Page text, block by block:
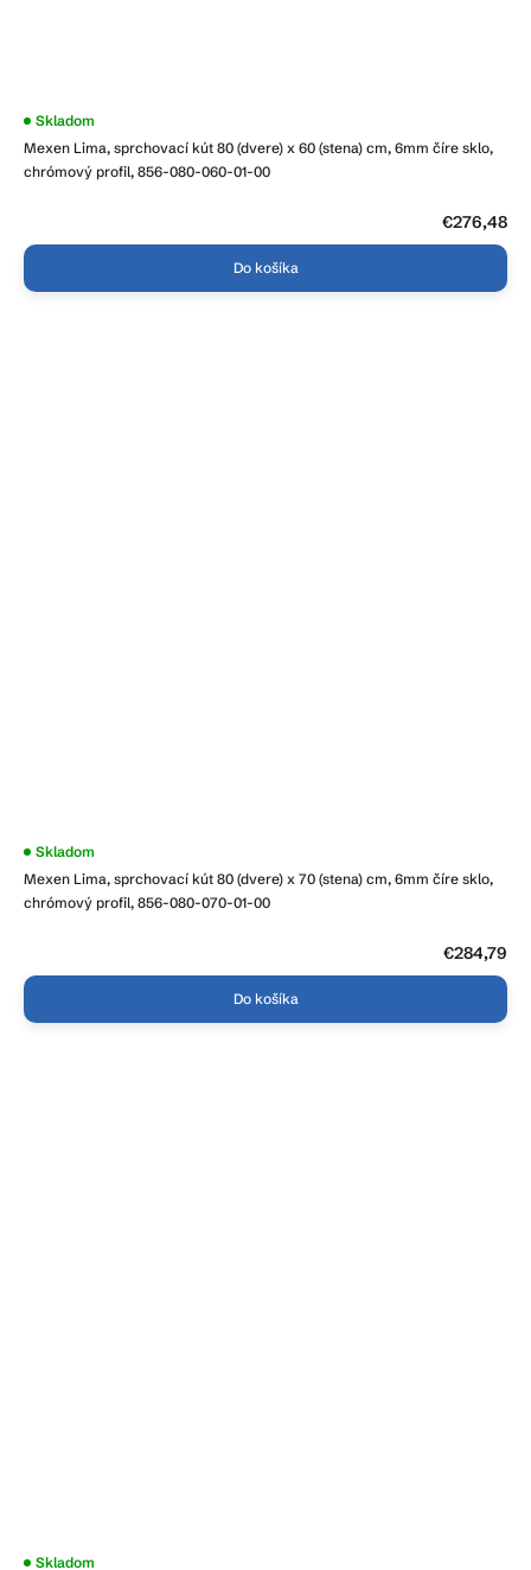
Mexen Lima, sprchovací kút 80 (dvere) x 60 (stena) cm, 6mm číre sklo,
chrómový profil, 856-080-060-01-00
Priemerné
produktu
je
Skladom
€276,48
Do košíka
Mexen Lima, sprchovací kút 80 (dvere) x 70 (stena) cm, 6mm číre sklo,
chrómový profil, 856-080-070-01-00
Skladom
€284,79
Do košíka
Priemerné
Skladom